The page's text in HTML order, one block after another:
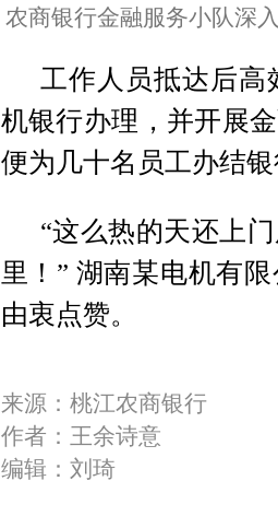
农商银行金融服务小队深
工作人员抵达后高
机银行办理，并开展
便为几十名员工办结
“这么热的天还上
里！” 湖南某电机有
由衷点赞。
来源：桃江农商银行
作者：王余诗意
编辑：刘琦